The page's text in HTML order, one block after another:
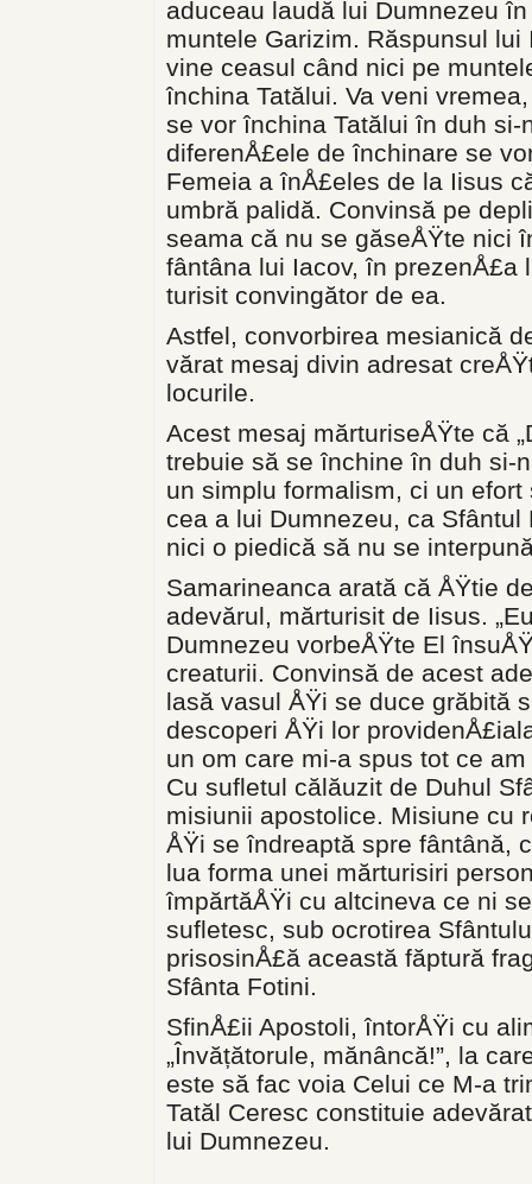
aduceau laudă lui Dumnezeu
muntele Garizim. Răspunsul
vine ceasul când nici pe
închina Tatălui. Va veni
se vor închina Tatălui în duh si-
diferenÅ£ele de închinare se
Femeia a înÅ£eles de la Iisus
umbră palidă. Convinsă pe
seama că nu se găseÅŸte nici
fântâna lui Iacov, în prezenÅ£a
turisit convingător de ea.
Astfel, convorbirea mesianică
vărat mesaj divin adresat
locurile.
Acest mesaj mărturiseÅŸte că
tre­buie să se închine în duh si-
un simplu formalism, ci un
cea a lui Dumnezeu, ca
nici o piedică să nu se
Samarineanca arată că ÅŸtie
adevărul, mărturisit de Iisus.
Dumnezeu vorbeÅŸte El
creaturii. Convinsă de acest
lasă vasul ÅŸi se duce grăbită
descoperi ÅŸi lor
un om care mi-a spus tot ce
Cu sufletul călăuzit de Duhul
misiunii apostolice. Misiune cu
ÅŸi se îndreaptă spre fântână,
lua forma unei mărturisiri
împărtăÅŸi cu altcineva ce ni
sufletesc, sub ocrotirea
prisosinÅ£ă această făptură
Sfânta Fotini.
SfinÅ£ii Apostoli, întorÅŸi cu
„Învățătorule, mănâncă!”, la
este să fac voia Celui ce M-a
Tatăl Ceresc constituie
lui Dumnezeu.